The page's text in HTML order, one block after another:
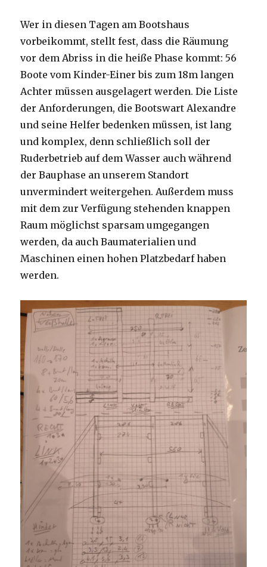
Wer in diesen Tagen am Bootshaus
vorbeikommt, stellt fest, dass die Räumung
vor dem Abriss in die heiße Phase kommt: 56
Boote vom Kinder-Einer bis zum 18m langen
Achter müssen ausgelagert werden. Die Liste
der Anforderungen, die Bootswart Alexandre
und seine Helfer bedenken müssen, ist lang
und komplex, denn schließlich soll der
Ruderbetrieb auf dem Wasser auch während
der Bauphase an unserem Standort
unvermindert weitergehen. Außerdem muss
mit dem zur Verfügung stehenden knappen
Raum möglichst sparsam umgegangen
werden, da auch Baumaterialien und
Maschinen einen hohen Platzbedarf haben
werden.